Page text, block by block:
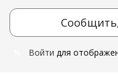
Войти для